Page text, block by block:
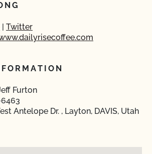
Twitter
Furton
Antelope Dr. , Layton, DAVIS, Utah